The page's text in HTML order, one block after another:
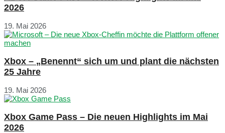
2026
19. Mai 2026
Xbox – „Benennt“ sich um und plant die nächsten
25 Jahre
19. Mai 2026
Xbox Game Pass – Die neuen Highlights im Mai
2026